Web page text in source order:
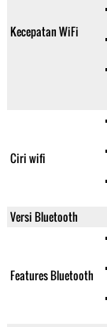
Kecepatan WiFi
Ciri wifi
Versi Bluetooth
Features Bluetooth